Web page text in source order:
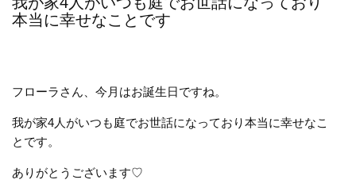
本当に幸せなことです
フローラさん、今月はお誕生日ですね。
我が家4人がいつも庭でお世話になっており本当に幸せなこ
とです。
ありがとうございます♡